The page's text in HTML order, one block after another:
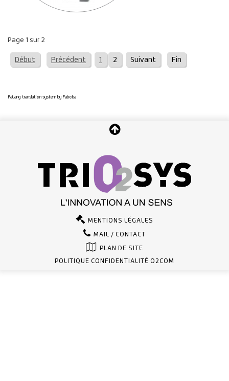
Page 1 sur 2
Début Précédent 1 2 Suivant Fin
FaLang translation system by Faboba
MENTIONS LÉGALES
MAIL / CONTACT
PLAN DE SITE
POLITIQUE CONFIDENTIALITÉ O2COM